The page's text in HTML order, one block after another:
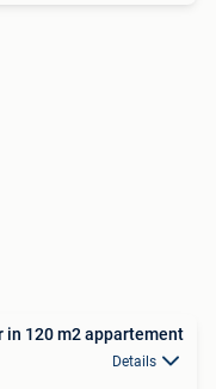
in 120 m2 appartement
Details